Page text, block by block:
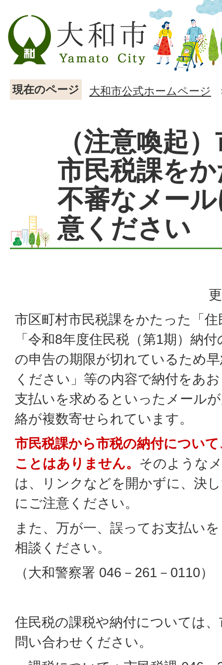
現在のページ 大和市公式ホームページ
（注意喚起
市民税課を
不審なメー
意ください
市区町村市民税課をかたった「
「令和8年度住民税（第1期）納
の申告の期限が切れているため
ください」等の内容で納付をあ
支払いを求めるといったメール
絡が複数寄せられています。
市民税課から市税の納付につい
ことはありません。 そのような
は、リンクなどを開かずに、決
にご注意ください。
また、万が一、誤ってお支払い
相談ください。
（大和警察署 046－261－0110）
住民税の課税や納付については
問い合わせください。